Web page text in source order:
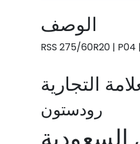
الوصف
RSS 275/60R20 | P04
التجارية
رودستون